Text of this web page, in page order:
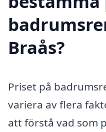
Braås?
Priset på
variera av flera
att förstå vad som